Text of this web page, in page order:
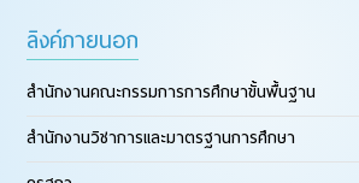
ลิงค์ภายนอก
สำนักงานคณะกรรมการการศึกษาขั้นพื้นฐาน
สำนักงานวิชาการและมาตรฐานการศึกษา